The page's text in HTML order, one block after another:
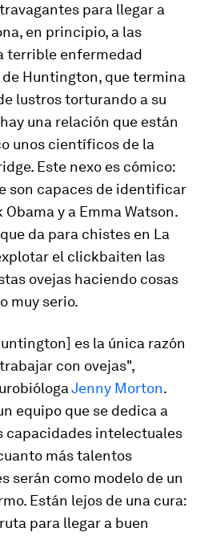
para llegar a
en principio, a las
terrible enfermedad
Huntington, que termina
lustros torturando a su
una relación que están
unos científicos de la
Este nexo es cómico:
son capaces de identificar
y a Emma Watson.
da para chistes en La
el clickbaiten las
ovejas haciendo cosas
muy serio.
es la única razón
con ovejas",
Jenny Morton.
equipo que se dedica a
capacidades intelectuales
más talentos
serán como modelo de un
Están lejos de una cura:
para llegar a buen